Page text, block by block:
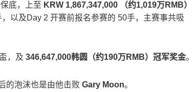
底，上至 KRW 1,867,347,000 （约1,019万RMB）
以及Day 2 开赛前报名参赛的 50手，主赛事共吸
，及 346,647,000韩圆（约190万RMB）冠军奖金
的泡沫也是由他击败 Gary Moon。